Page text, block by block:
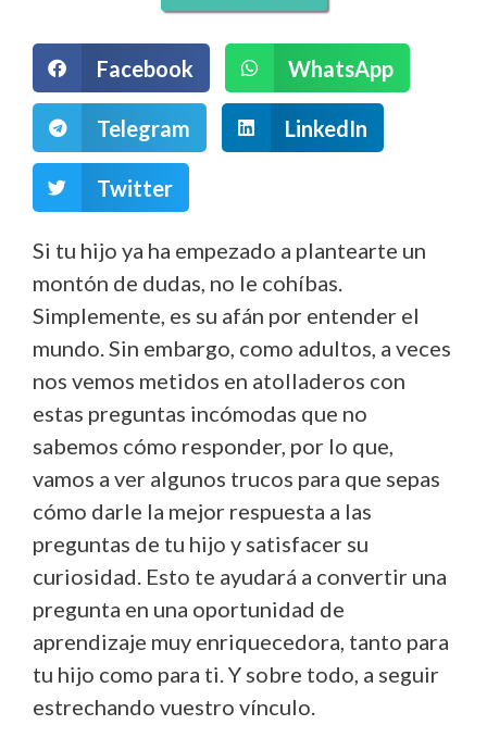
Facebook WhatsApp
Telegram LinkedIn
Twitter
Si tu hijo ya ha empezado a plantearte un
montón de dudas, no le cohíbas.
Simplemente, es su afán por entender el
mundo. Sin embargo, como adultos, a veces
nos vemos metidos en atolladeros con
estas preguntas incómodas que no
sabemos cómo responder, por lo que,
vamos a ver algunos trucos para que sepas
cómo darle la mejor respuesta a las
preguntas de tu hijo y satisfacer su
curiosidad. Esto te ayudará a convertir una
pregunta en una oportunidad de
aprendizaje muy enriquecedora, tanto para
tu hijo como para ti. Y sobre todo, a seguir
estrechando vuestro vínculo.